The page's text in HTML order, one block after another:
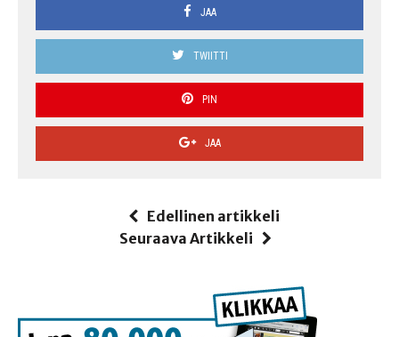
JAA
TWIITTI
PIN
JAA
Edellinen artikkeli
Seuraava Artikkeli